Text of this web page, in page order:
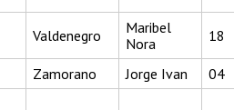
Valdenegro
Maribel
Nora
18
Zamorano Jorge Ivan 04